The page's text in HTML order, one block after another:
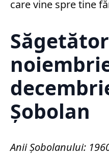
care vine spre tine
Șobolan
Anii Șobolanului: